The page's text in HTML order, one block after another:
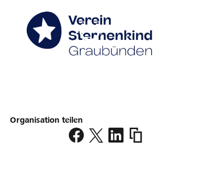
Organisation teilen
https://
sternenkind-